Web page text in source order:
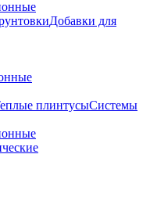
Добавки для
плинтусыСистемы